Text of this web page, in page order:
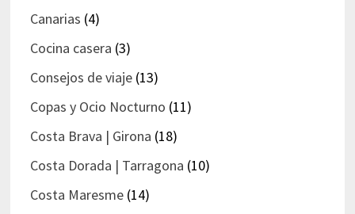
Canarias (4)
Cocina casera (3)
Consejos de viaje(13)
Copas y Ocio Nocturno (11)
Costa Brava | Girona (18)
Costa Dorada | Tarragona (10)
Costa Maresme(14)